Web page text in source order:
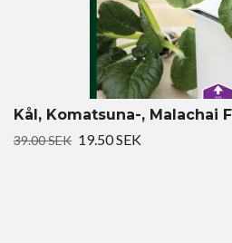
Kål, Komatsuna-, Malachai
39.00 SEK 19.50 SEK